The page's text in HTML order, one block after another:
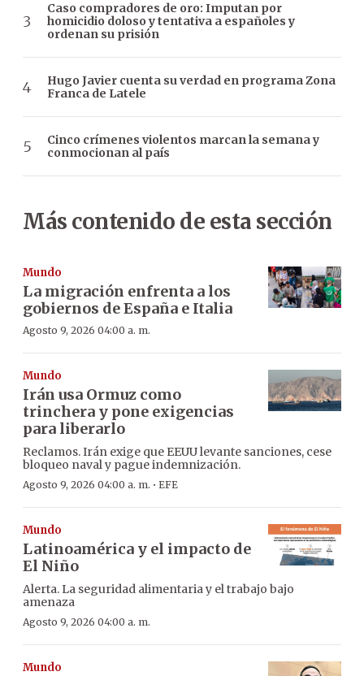
Caso compradores de oro: Imputan por
homicidio doloso y tentativa a españoles y
ordenan su prisión
Hugo Javier cuenta su verdad en programa Zona
Franca de Latele
Cinco crímenes violentos marcan la semana y
conmocionan al país
Más contenido de esta sección
Mundo
La migración enfrenta a los
gobiernos de España e Italia
Agosto 9, 2026 04:00 a. m.
Mundo
Irán usa Ormuz como
trinchera y pone exigencias
para liberarlo
Reclamos. Irán exige que EEUU levante sanciones, cese
bloqueo naval y pague indemnización.
Agosto 9, 2026 04:00 a. m. · EFE
Mundo
Latinoamérica y el impacto de
El Niño
Alerta. La seguridad alimentaria y el trabajo bajo
amenaza
Agosto 9, 2026 04:00 a. m.
Mundo